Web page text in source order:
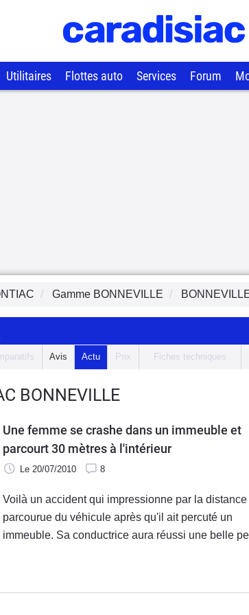
Utilitaires Flottes auto Services Forum
Gamme BONNEVILLE
Avis Actu Prix Fiches techniques
BONNEVILLE
Une femme se crashe dans un immeuble et
parcourt 30 mètres à l'intérieur
Le 20/07/2010 8
Voilà un accident qui impressionne par la distance
parcourue du véhicule après qu'il ait percuté un
immeuble. Sa conductrice aura réussi une belle